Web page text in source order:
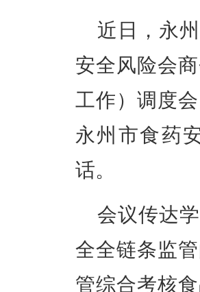
近日，永
安全风险会
工作）调度
永州市食药
话。
会议传达
全全链条监
管综合考核